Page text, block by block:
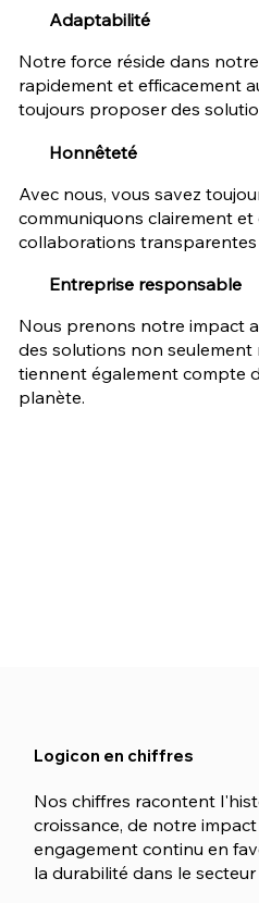
Logicon en chiffres
Nos chiffres racontent
croissance, de notre
engagement continu en
la durabilité dans le
Adaptabilité
Notre force réside dans
rapidement et efficacement
toujours proposer des
Honnêteté
Avec nous, vous savez
communiquons clairement
collaborations transparentes
Entreprise responsable
Nous prenons notre impact
des solutions non seulement
tiennent également compte
planète.